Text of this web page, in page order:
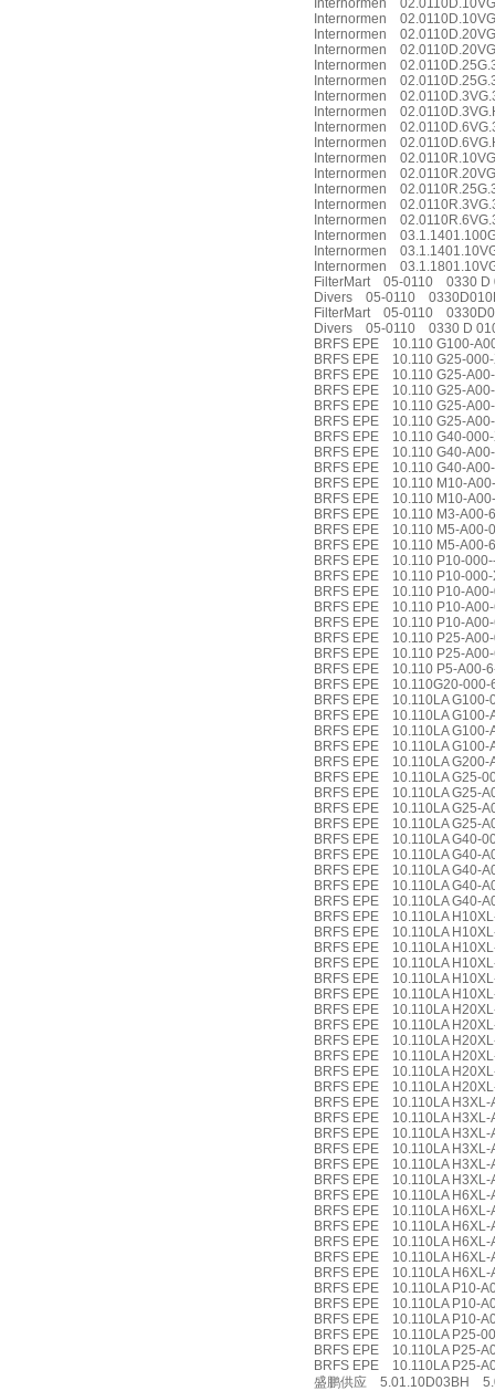
Internormen
Internormen
Internormen
Internormen
Internormen
Internormen
Internormen
Internormen
Internormen
Internormen
Internormen
Internormen
Internormen
Internormen
Internormen
Internormen
Internormen
Internormen
FilterMart 05-0110 0330 D
Divers 05-0110
FilterMart 05-0110
Divers 05-0110 0330 D
BRFS EPE 10.110 G100-
BRFS EPE 10.110 G25-
BRFS EPE 10.110 G25-
BRFS EPE 10.110 G25-
BRFS EPE 10.110 G25-
BRFS EPE 10.110 G25-
BRFS EPE 10.110 G40-
BRFS EPE 10.110 G40-
BRFS EPE 10.110 G40-
BRFS EPE 10.110 M10-
BRFS EPE 10.110 M10-
BRFS EPE 10.110 M3-
BRFS EPE 10.110 M5-
BRFS EPE 10.110 M5-
BRFS EPE 10.110 P10-
BRFS EPE 10.110 P10-
BRFS EPE 10.110 P10-
BRFS EPE 10.110 P10-
BRFS EPE 10.110 P10-
BRFS EPE 10.110 P25-
BRFS EPE 10.110 P25-
BRFS EPE 10.110 P5-A00-
BRFS EPE 10.110G20-
BRFS EPE 10.110LA
BRFS EPE 10.110LA
BRFS EPE 10.110LA
BRFS EPE 10.110LA
BRFS EPE 10.110LA
BRFS EPE 10.110LA G25-
BRFS EPE 10.110LA G25-
BRFS EPE 10.110LA G25-
BRFS EPE 10.110LA G25-
BRFS EPE 10.110LA G40-
BRFS EPE 10.110LA G40-
BRFS EPE 10.110LA G40-
BRFS EPE 10.110LA G40-
BRFS EPE 10.110LA G40-
BRFS EPE 10.110LA
BRFS EPE 10.110LA
BRFS EPE 10.110LA
BRFS EPE 10.110LA
BRFS EPE 10.110LA
BRFS EPE 10.110LA
BRFS EPE 10.110LA
BRFS EPE 10.110LA
BRFS EPE 10.110LA
BRFS EPE 10.110LA
BRFS EPE 10.110LA
BRFS EPE 10.110LA
BRFS EPE 10.110LA
BRFS EPE 10.110LA
BRFS EPE 10.110LA
BRFS EPE 10.110LA
BRFS EPE 10.110LA
BRFS EPE 10.110LA
BRFS EPE 10.110LA
BRFS EPE 10.110LA
BRFS EPE 10.110LA
BRFS EPE 10.110LA
BRFS EPE 10.110LA
BRFS EPE 10.110LA
BRFS EPE 10.110LA P10-
BRFS EPE 10.110LA P10-
BRFS EPE 10.110LA P10-
BRFS EPE 10.110LA P25-
BRFS EPE 10.110LA P25-
BRFS EPE 10.110LA P25-
盛鹏供应 5.01.10D03BH